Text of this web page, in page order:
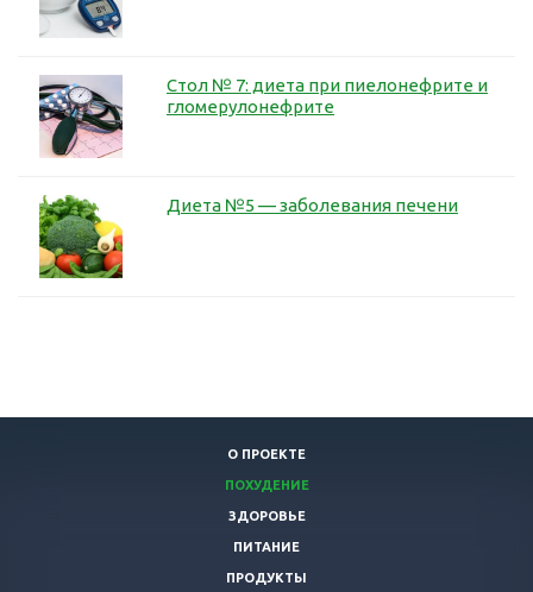
Стол № 7: диета при пиелонефрите и
гломерулонефрите
Диета №5 — заболевания печени
О ПРОЕКТЕ
ПОХУДЕНИЕ
ЗДОРОВЬЕ
ПИТАНИЕ
ПРОДУКТЫ